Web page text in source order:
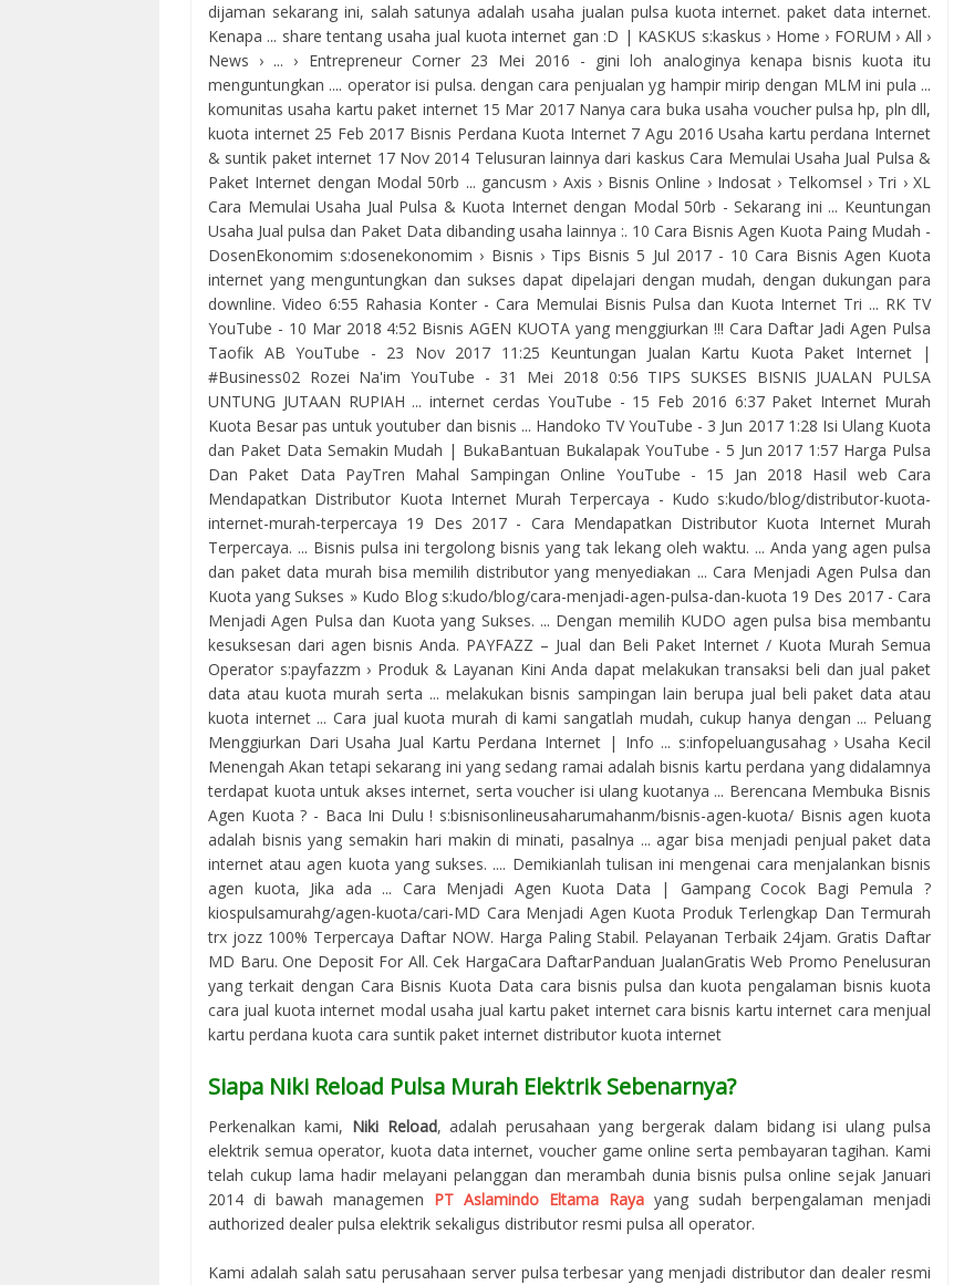
dijaman sekarang ini, salah satunya adalah usaha jualan pulsa kuota internet. paket data internet.
Kenapa ... share tentang usaha jual kuota internet gan :D | KASKUS s:kaskus › Home › FORUM › All ›
News › ... › Entrepreneur Corner 23 Mei 2016 - gini loh analoginya kenapa bisnis kuota itu
menguntungkan .... operator isi pulsa. dengan cara penjualan yg hampir mirip dengan MLM ini pula ...
komunitas usaha kartu paket internet 15 Mar 2017 Nanya cara buka usaha voucher pulsa hp, pln dll,
kuota internet 25 Feb 2017 Bisnis Perdana Kuota Internet 7 Agu 2016Usaha kartu perdana Internet
& suntik paket internet 17 Nov 2014 Telusuran lainnya dari kaskus Cara Memulai Usaha Jual Pulsa &
Paket Internet dengan Modal 50rb ... gancusm › Axis › Bisnis Online › Indosat › Telkomsel › Tri › XL
Cara Memulai Usaha Jual Pulsa & Kuota Internet dengan Modal 50rb - Sekarang ini ... Keuntungan
Usaha Jual pulsa dan Paket Data dibanding usaha lainnya :. 10 Cara Bisnis Agen Kuota Paing Mudah -
DosenEkonomim s:dosenekonomim › Bisnis › Tips Bisnis 5 Jul 2017 - 10 Cara Bisnis Agen Kuota
internet yang menguntungkan dan sukses dapat dipelajari dengan mudah, dengan dukungan para
downline. Video 6:55 Rahasia Konter - Cara Memulai Bisnis Pulsa dan Kuota Internet Tri ... RK TV
YouTube - 10 Mar 2018 4:52 Bisnis AGEN KUOTA yang menggiurkan !!! Cara Daftar Jadi Agen Pulsa
Taofik AB YouTube - 23 Nov 2017 11:25 Keuntungan Jualan Kartu Kuota Paket Internet |
#Business02 Rozei Na'im YouTube - 31 Mei 2018 0:56 TIPS SUKSES BISNIS JUALAN PULSA
UNTUNG JUTAAN RUPIAH ... internet cerdas YouTube - 15 Feb 2016 6:37 Paket Internet Murah
Kuota Besar pas untuk youtuber dan bisnis ... Handoko TV YouTube - 3 Jun 2017 1:28 Isi Ulang Kuota
dan Paket Data Semakin Mudah | BukaBantuan Bukalapak YouTube - 5 Jun 2017 1:57 Harga Pulsa
Dan Paket Data PayTren Mahal Sampingan Online YouTube - 15 Jan 2018 Hasil web Cara
Mendapatkan Distributor Kuota Internet Murah Terpercaya - Kudo s:kudo/blog/distributor-kuota-
internet-murah-terpercaya 19 Des 2017 - Cara Mendapatkan Distributor Kuota Internet Murah
Terpercaya. ... Bisnis pulsa ini tergolong bisnis yang tak lekang oleh waktu. ... Anda yang agen pulsa
dan paket data murah bisa memilih distributor yang menyediakan ... Cara Menjadi Agen Pulsa dan
Kuota yang Sukses » Kudo Blog s:kudo/blog/cara-menjadi-agen-pulsa-dan-kuota 19 Des 2017 - Cara
Menjadi Agen Pulsa dan Kuota yang Sukses. ... Dengan memilih KUDO agen pulsa bisa membantu
kesuksesan dari agen bisnis Anda. PAYFAZZ – Jual dan Beli Paket Internet / Kuota Murah Semua
Operator s:payfazzm › Produk & Layanan Kini Anda dapat melakukan transaksi beli dan jual paket
data atau kuota murah serta ... melakukan bisnis sampingan lain berupa jual beli paket data atau
kuota internet ... Cara jual kuota murah di kami sangatlah mudah, cukup hanya dengan ... Peluang
Menggiurkan Dari Usaha Jual Kartu Perdana Internet | Info ... s:infopeluangusahag › Usaha Kecil
Menengah Akan tetapi sekarang ini yang sedang ramai adalah bisnis kartu perdana yang didalamnya
terdapat kuota untuk akses internet, serta voucher isi ulang kuotanya ... Berencana Membuka Bisnis
Agen Kuota ? - Baca Ini Dulu ! s:bisnisonlineusaharumahanm/bisnis-agen-kuota/ Bisnis agen kuota
adalah bisnis yang semakin hari makin di minati, pasalnya ... agar bisa menjadi penjual paket data
internet atau agen kuota yang sukses. .... Demikianlah tulisan ini mengenai cara menjalankan bisnis
agen kuota, Jika ada ... Cara Menjadi Agen Kuota Data | Gampang Cocok Bagi Pemula ?‎
kiospulsamurahg/agen-kuota/cari-MD‎ Cara Menjadi Agen Kuota Produk Terlengkap Dan Termurah
trx jozz 100% Terpercaya Daftar NOW. Harga Paling Stabil. Pelayanan Terbaik 24jam. Gratis Daftar
MD Baru. One Deposit For All. Cek HargaCara DaftarPanduan JualanGratis Web Promo Penelusuran
yang terkait dengan Cara Bisnis Kuota Data cara bisnis pulsa dan kuota pengalaman bisnis kuota
cara jual kuota internet modal usaha jual kartu paket internet cara bisnis kartu internet cara menjual
kartu perdana kuota cara suntik paket internet distributor kuota internet
Siapa Niki Reload Pulsa Murah Elektrik Sebenarnya?
Perkenalkan kami, Niki Reload, adalah perusahaan yang bergerak dalam bidang isi ulang pulsa
elektrik semua operator, kuota data internet, voucher game online serta pembayaran tagihan. Kami
telah cukup lama hadir melayani pelanggan dan merambah dunia bisnis pulsa online sejak Januari
2014 di bawah managemen PT Aslamindo Eltama Raya yang sudah berpengalaman menjadi
authorized dealer pulsa elektrik sekaligus distributor resmi pulsa all operator.
Kami adalah salah satu perusahaan server pulsa terbesar yang menjadi distributor dan dealer resmi